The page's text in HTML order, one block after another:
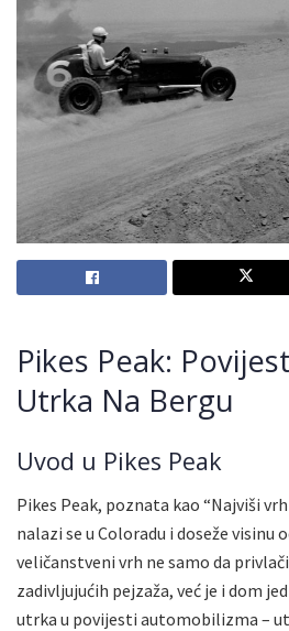
Pikes Peak:
Utrka Na Bergu
Uvod u Pikes Peak
Pikes Peak, poznata kao “Najviši
nalazi se u Coloradu i doseže visinu
veličanstveni vrh ne samo da
zadivljujućih pejzaža, već je i dom
utrka u povijesti automobilizma –